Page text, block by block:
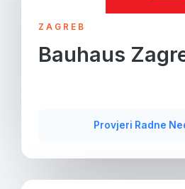
ZAGREB
Bauhaus
Provjeri Radne